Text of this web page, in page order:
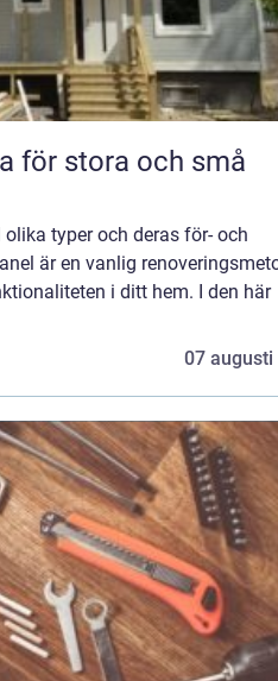
för stora och små
typer och deras för- och
är en vanlig
i ditt hem. I den här
07 augusti